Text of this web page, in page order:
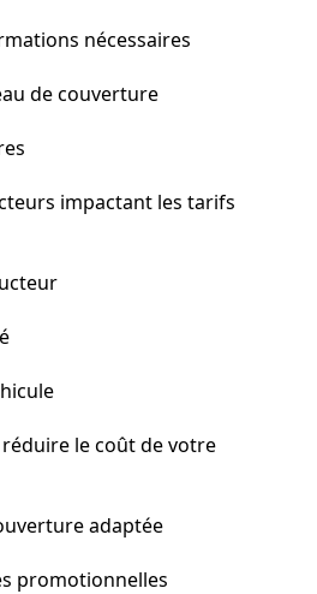
nécessaires
de couverture
impactant les tarifs
le coût de votre
adaptée
promotionnelles